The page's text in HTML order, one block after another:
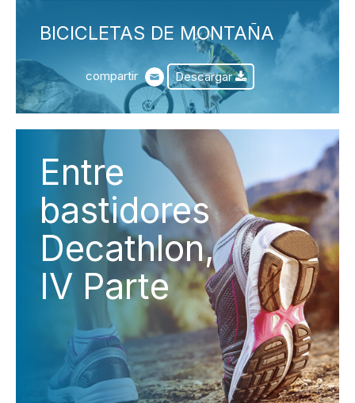
BICICLETAS DE MONTAÑA
compartir Descargar
Entre
bastidores
Decathlon,
IV Parte